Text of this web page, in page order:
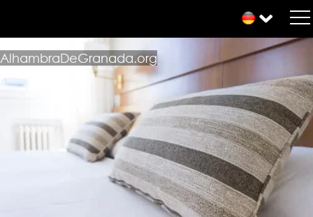
AlhambraDeGranada.org